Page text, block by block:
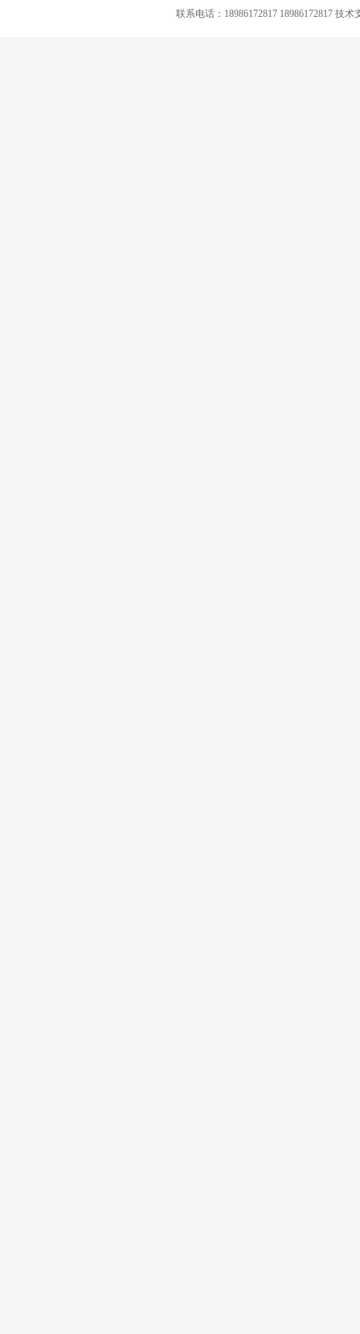
联系电话：18986172817 18986172817 技